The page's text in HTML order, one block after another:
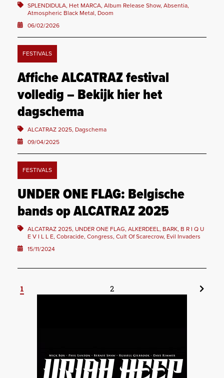
SPLENDIDULA, Het MARCA, Album Release Show, Absentia,
Atmospheric Black Metal, Doom
06/02/2026
FESTIVALS
Affiche ALCATRAZ festival
volledig – Bekijk hier het
dagschema
ALCATRAZ 2025, Dagschema
09/04/2025
FESTIVALS
UNDER ONE FLAG: Belgische
bands op ALCATRAZ 2025
ALCATRAZ 2025, UNDER ONE FLAG, ALKERDEEL, BARK, B R I Q U
E V I L L E, Cobracide, Congress, Cult Of Scarecrow, Evil Invaders
15/11/2024
1 2